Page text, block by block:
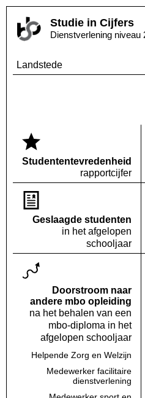
Studie in Cijfers
Dienstverlening niveau
Landstede
Studenten­tevredenheid
rapportcijfer
Geslaagde studenten
in het afgelopen
schooljaar
Doorstroom naar
andere mbo opleiding
na het behalen van een
mbo-diploma in het
afgelopen schooljaar
Helpende Zorg en Welzijn
Medewerker facilitaire
dienstverlening